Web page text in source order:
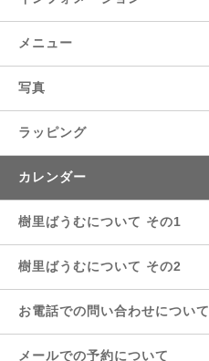
メニュー
写真
ラッピング
カレンダー
樹里ばうむについて その1
樹里ばうむについて その2
お電話での問い合わせについて
メールでの予約について